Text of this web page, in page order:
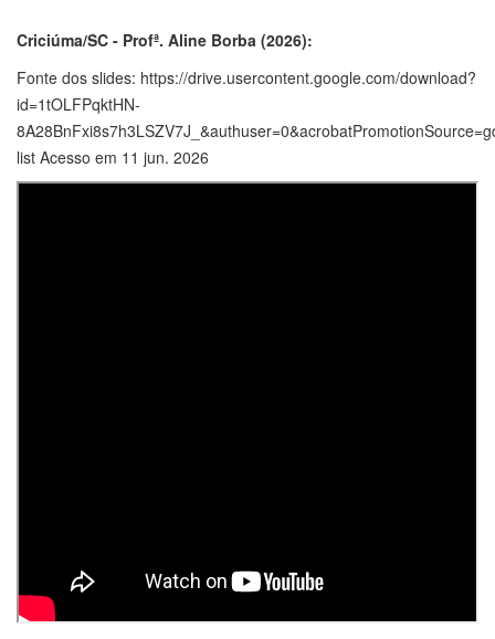
Criciúma/SC - Profª. Aline Borba (2026):
Fonte dos slides: https://drive.usercontent.google.com/download?
id=1tOLFPqktHN-
list Acesso em 11 jun. 2026